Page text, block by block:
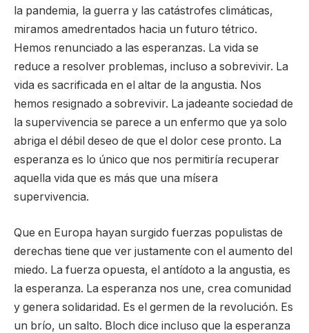
la pandemia, la guerra y las catástrofes climáticas,
miramos amedrentados hacia un futuro tétrico.
Hemos renunciado a las esperanzas. La vida se
reduce a resolver problemas, incluso a sobrevivir. La
vida es sacrificada en el altar de la angustia. Nos
hemos resignado a sobrevivir. La jadeante sociedad de
la supervivencia se parece a un enfermo que ya solo
abriga el débil deseo de que el dolor cese pronto. La
esperanza es lo único que nos permitiría recuperar
aquella vida que es más que una mísera
supervivencia.
Que en Europa hayan surgido fuerzas populistas de
derechas tiene que ver justamente con el aumento del
miedo. La fuerza opuesta, el antídoto a la angustia, es
la esperanza. La esperanza nos une, crea comunidad
y genera solidaridad. Es el germen de la revolución. Es
un brío, un salto. Bloch dice incluso que la esperanza